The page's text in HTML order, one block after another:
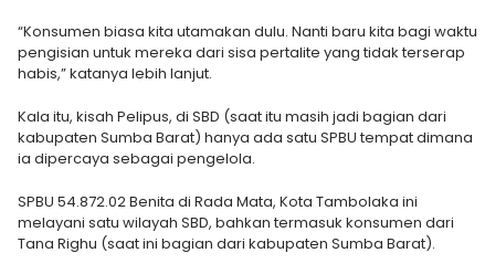
“Konsumen biasa kita utamakan dulu. Nanti baru kita bagi waktu
pengisian untuk mereka dari sisa pertalite yang tidak terserap
habis,” katanya lebih lanjut.
Kala itu, kisah Pelipus, di SBD (saat itu masih jadi bagian dari
kabupaten Sumba Barat) hanya ada satu SPBU tempat dimana
ia dipercaya sebagai pengelola.
SPBU 54.872.02 Benita di Rada Mata, Kota Tambolaka ini
melayani satu wilayah SBD, bahkan termasuk konsumen dari
Tana Righu (saat ini bagian dari kabupaten Sumba Barat).